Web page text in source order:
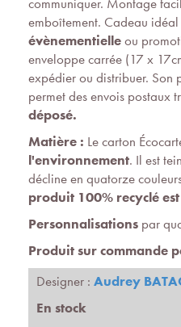
communiquer. Montage
emboîtement. Cadeau
évènementielleou
enveloppe carrée (17 x
expédier ou distribuer. Son
permet des envois postaux
déposé.
Matière : Le carton
l'environnement. Il est
décline en quatorze
produit 100% recyclé
Personnalisations par
Produit sur commande
Designer : Audrey
En stock